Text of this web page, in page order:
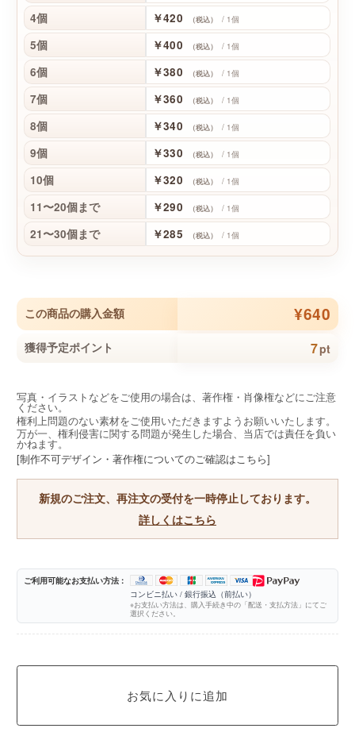
4個 ￥420 （税込） / 1個
5個 ￥400 （税込） / 1個
6個 ￥380 （税込） / 1個
7個 ￥360 （税込） / 1個
8個 ￥340 （税込） / 1個
9個 ￥330 （税込） / 1個
10個 ￥320 （税込） / 1個
11〜20個まで ￥290 （税込） / 1個
21〜30個まで ￥285 （税込） / 1個
この商品の購入金額 ¥640
獲得予定ポイント 7pt
写真・イラストなどをご使用の場合は、著作権・肖像権などにご注意
ください。
権利上問題のない素材をご使用いただきますようお願いいたします。
万が一、権利侵害に関する問題が発生した場合、当店では責任を負い
かねます。
[制作不可デザイン・著作権についてのご確認はこちら]
新規のご注文、再注文の受付を一時停止しております。
詳しくはこちら
ご利用可能なお支払い方法 :
コンビニ払い / 銀行振込（前払い）
※お支払い方法は、購入手続き中の「配送・支払方法」にてご
選択ください。